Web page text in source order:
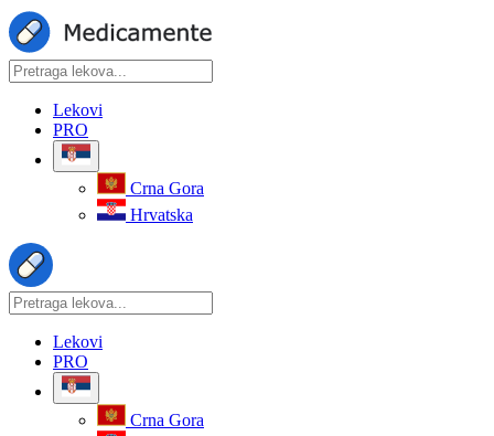
Lekovi
PRO
Crna Gora
Hrvatska
Lekovi
PRO
Crna Gora